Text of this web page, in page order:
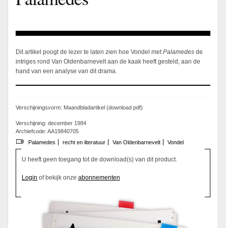
Dit artikel poogt de lezer te laten zien hoe Vondel metPalamedes de
intriges rond Van Oldenbarnevelt aan de kaak heeft gesteld, aan de
hand van een analyse van dit drama.
Verschijningsvorm: Maandbladartikel (download pdf)
Verschijning: december 1984
Archiefcode: AA19840705
Palamedes
recht en literatuur Van Oldenbarnevelt Vondel
U heeft geen toegang tot de download(s) van dit product.
Login of bekijk onze abonnementen